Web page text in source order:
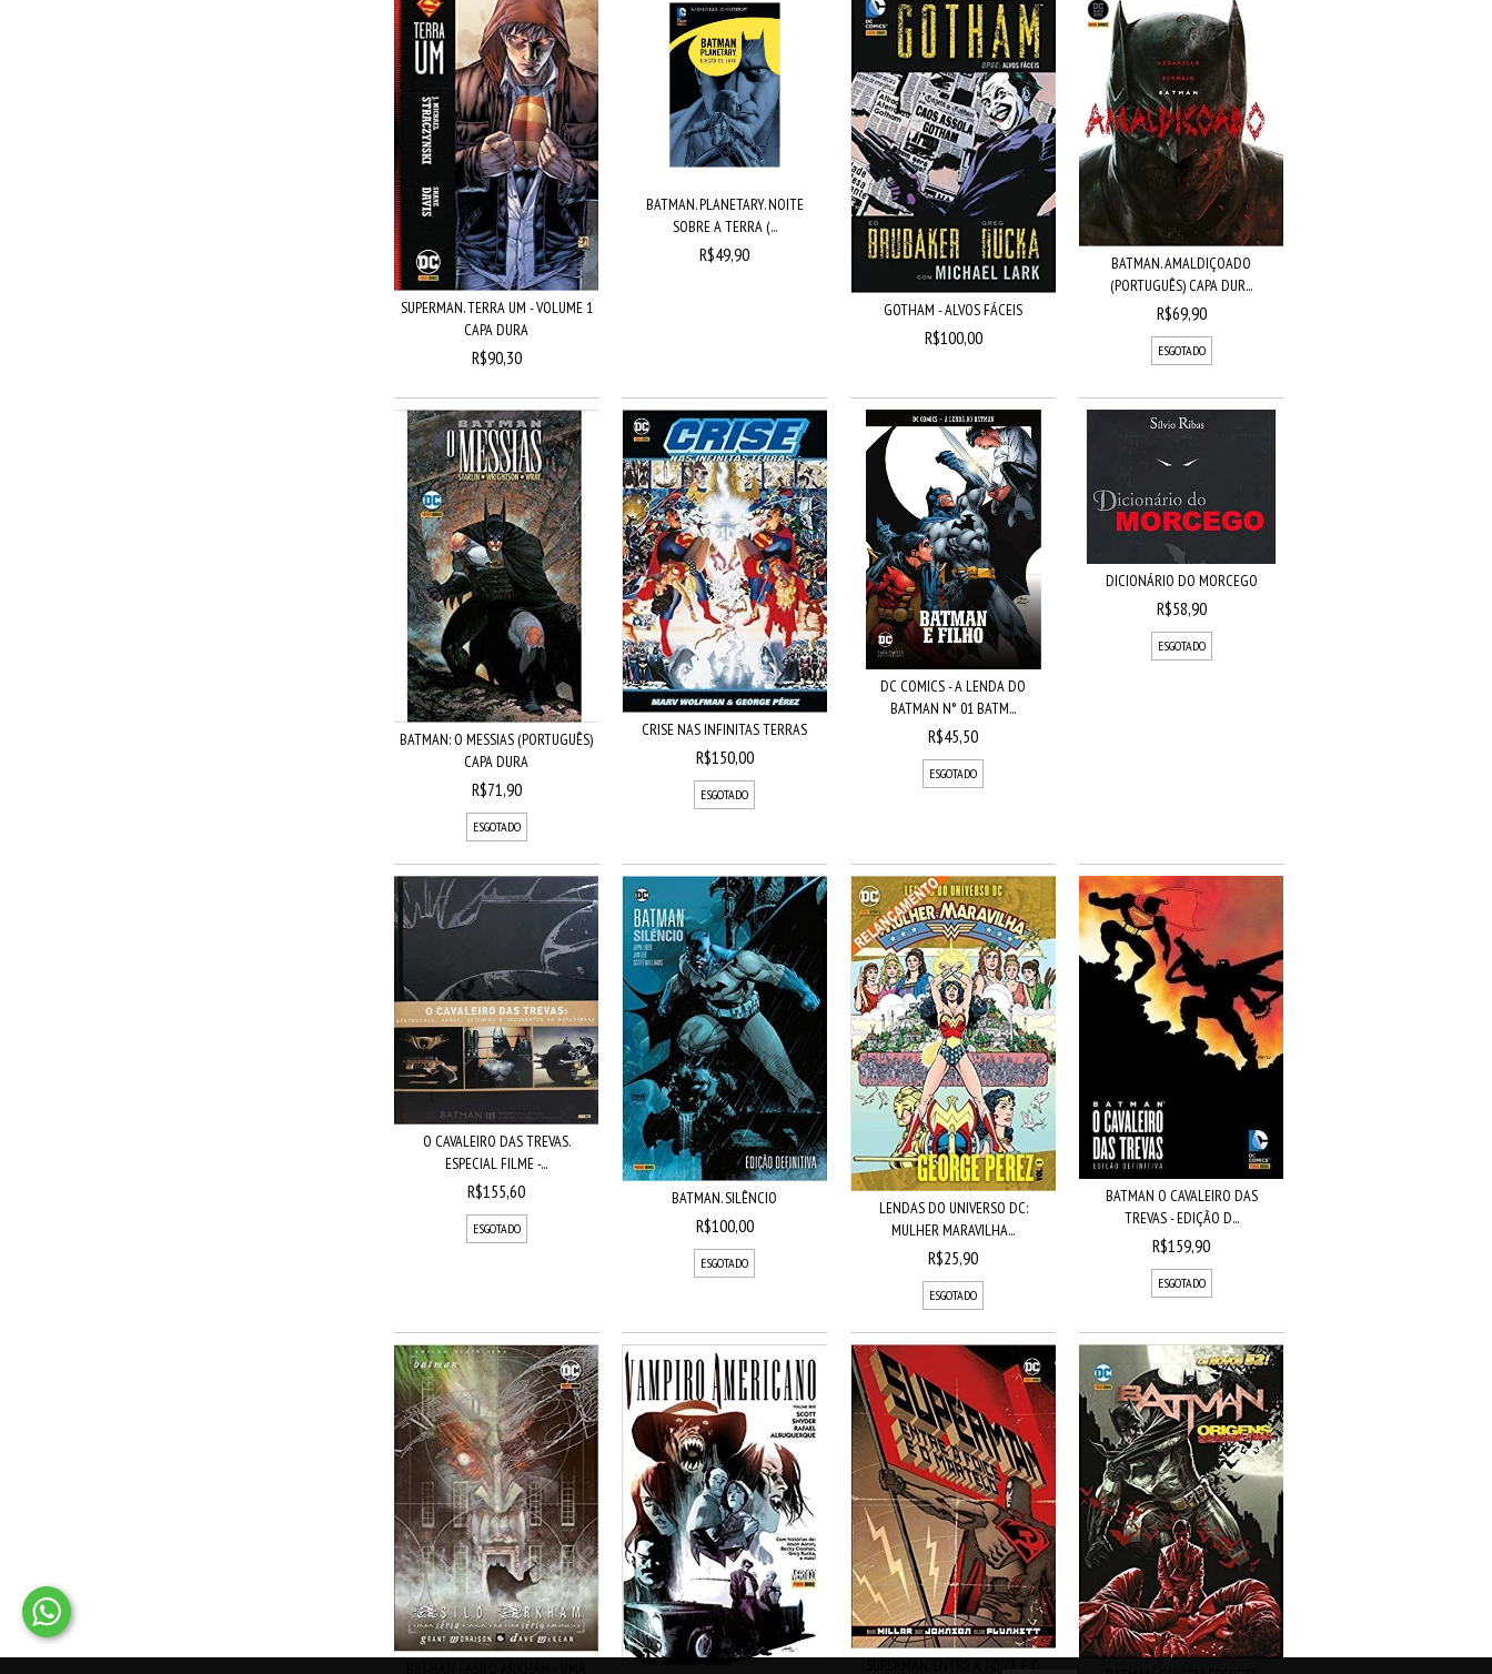
SUPERMAN. TERRA UM - VOLUME 1
CAPA DURA
R$90,30
BATMAN. PLANETARY. NOITE
SOBRE A TERRA (...
R$49,90
GOTHAM - ALVOS FÁCEIS
R$100,00
BATMAN. AMALDIÇOADO
(PORTUGUÊS) CAPA DUR...
R$69,90
ESGOTADO
BATMAN: O MESSIAS (PORTUGUÊS)
CAPA DURA
R$71,90
ESGOTADO
CRISE NAS INFINITAS TERRAS
R$150,00
ESGOTADO
DC COMICS - A LENDA DO
BATMAN N° 01 BATM...
R$45,50
ESGOTADO
DICIONÁRIO DO MORCEGO
R$58,90
ESGOTADO
O CAVALEIRO DAS TREVAS.
ESPECIAL FILME -...
R$155,60
ESGOTADO
BATMAN. SILÊNCIO
R$100,00
ESGOTADO
LENDAS DO UNIVERSO DC:
MULHER MARAVILHA...
R$25,90
ESGOTADO
BATMAN O CAVALEIRO DAS
TREVAS - EDIÇÃO D...
R$159,90
ESGOTADO
SUPERMAN. ENTRE A FOICE E O